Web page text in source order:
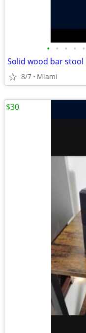
• • • • •
Solid wood bar stool
8/7 Miami
$30